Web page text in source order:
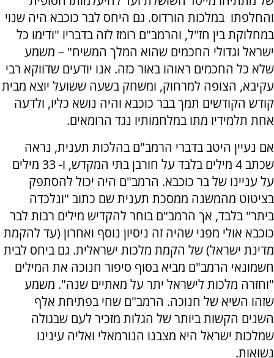
והחלפתו במלכות הורדוס. גם היחס לבר כוכבא היה שנוי
במחלוקת בין חז"ל, והרמב"ם רומז לזה בדבריו "ודימו כל
ישראל וגדולי החכמים שהוא המלך המשיח" – משמע
שלא כל החכמים ראוהו באור כזה. אנו יודעים שדווקא רבי
עקיבא, הצופה למרחוק, ומשחק בשעה ששועל יוצא מבית
קודש הקודשים תמך בבר כוכבא והיה נושא כליו, ולדעה
אחת תלמידיו מתו במלחמותיו נגד הרומאים.
אם נעיין היטב בדברי הרמב"ם בהלכות תענית, נראה
שכתב 4 מילים בלבד על חורבן בתי המקדש, ו- 33 מילים
על עניינו של בר כוכבא. הרמב"ם היה יכול להסתפק
בציטוט מהמשנה ממסכת תענית שם כתוב "ונלכדה
ביתר" בלבד, אך הרמב"ם בוחר להקדיש מילים רבות לבר
כוכבא אולי מפני שהיה זה ניסיון נוסף ואחרון (עד להקמת
מדינת ישראל) של הקמת מלכות ישראלית. גם ביחס לבית
חשמונאי הרמב"ם מביא בסוף סיפור חנוכה את המילים
"וחזרה מלכות לישראל יתר על מאתיים שנה". משמע
שזהו השיא של חנוכה. הרמב"ם שחי בפתיחת אלף
השנים הקשות ביותר של הגלות מזכיר לעם שבגולה
שמלכות ישראל היא מצבנו הנורמאלי ואליה עינינו
נשואות.